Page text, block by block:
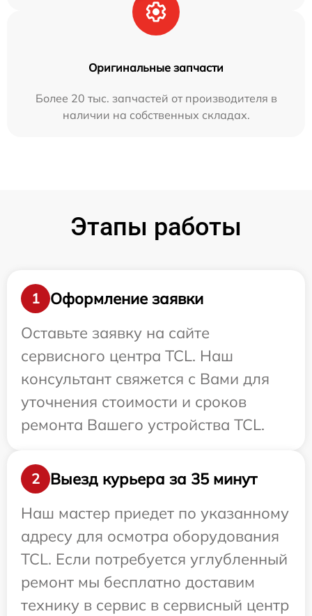
Оригинальные запчасти
Более 20 тыс. запчастей от производителя в
наличии на собственных складах.
Этапы работы
1
Оформление заявки
Оставьте заявку на сайте
сервисного центра TCL. Наш
консультант свяжется с Вами для
уточнения стоимости и сроков
ремонта Вашего устройства TCL.
2
Выезд курьера за 35 минут
Наш мастер приедет по указанному
адресу для осмотра оборудования
TCL. Если потребуется углубленный
ремонт мы бесплатно доставим
технику в сервис в сервисный центр